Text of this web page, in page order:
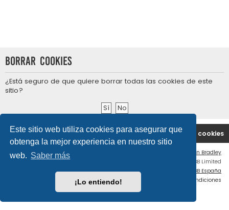
Este sitio web utiliza cookies para asegurar que
obtenga la mejor experiencia en nuestro sitio
web. Saber más
¡Lo entiendo!
Borrar cookies
¿Está seguro de que quiere borrar todas las cookies de este
sitio?
Portal Índice general Borrar cookies
Contáctenos
Ian Bradley
Desarrollado por
® Forum Software © phpBB Limited
Traducción al español por
phpBB España
Condiciones